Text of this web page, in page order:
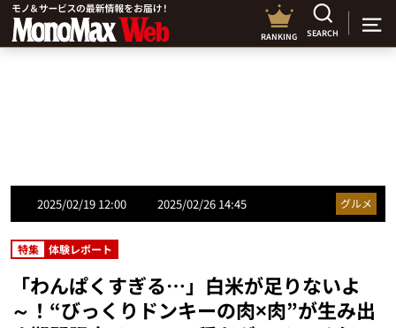
RANKING SEARCH
2025/02/19 12:00 2025/02/26 14:45 グルメ
特集 体験レポート
「わんぱくすぎる…」白米が足りないよ
～！“びっくりドンキーの肉×肉”が生み出